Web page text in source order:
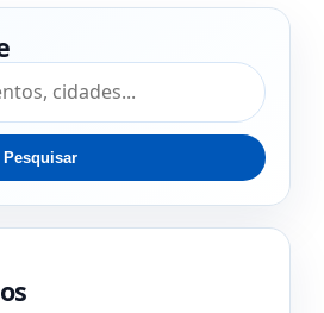
Pesquisar